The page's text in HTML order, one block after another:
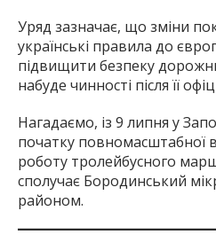
Уряд зазначає, що зміни
українські правила до
підвищити безпеку
набуде чинності після її
Нагадаємо, із 9 липня у
початку повномасштабної
роботу тролейбусного
сполучає Бородинський
районом.